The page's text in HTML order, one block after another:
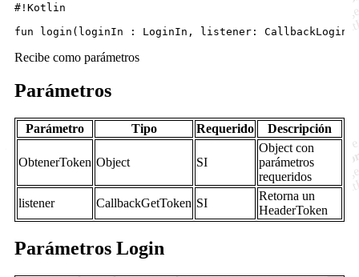
#!Kotlin
Recibe como parámetros
Parámetros
Parámetro Tipo Requerido Descripción
ObtenerToken Object SI
Object con
parámetros
requeridos
listener
CallbackGetToken SI
Retorna un
HeaderToken
Parámetros Login